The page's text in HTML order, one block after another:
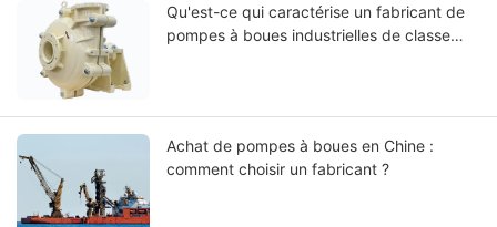
Qu'est-ce qui caractérise un fabricant de
pompes à boues industrielles de classe
Achat de pompes à boues en Chine :
comment choisir un fabricant ?